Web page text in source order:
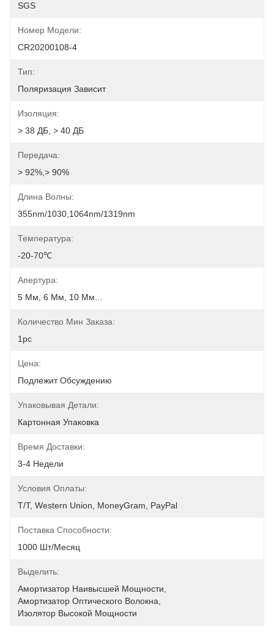
SGS
Номер Модели:
CR20200108-4
Тип:
Поляризация Зависит
Изоляция:
> 38 ДБ, > 40 ДБ
Передача:
> 92%,> 90%
Длина Волны:
355nm/1030,1064nm/1319nm
Температура:
-20-70℃
Апертура:
5 Мм, 6 Мм, 10 Мм...
Количество Мин Заказа:
1pc
Цена:
Подлежит Обсуждению
Упаковывая Детали:
Картонная Упаковка
Время Доставки:
3-4 Недели
Условия Оплаты:
T/T, Western Union, MoneyGram, PayPal
Поставка Способности:
1000 Шт/месяц
Выделить:
Амортизатор Наивысшей Мощности
Амортизатор Оптического Волокна
Изолятор Высокой Мощности